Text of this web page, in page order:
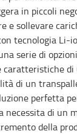
in piccoli
e sollevare
tecnologia Li-
serie di
caratteristiche
di un
perfetta
necessita di un
della